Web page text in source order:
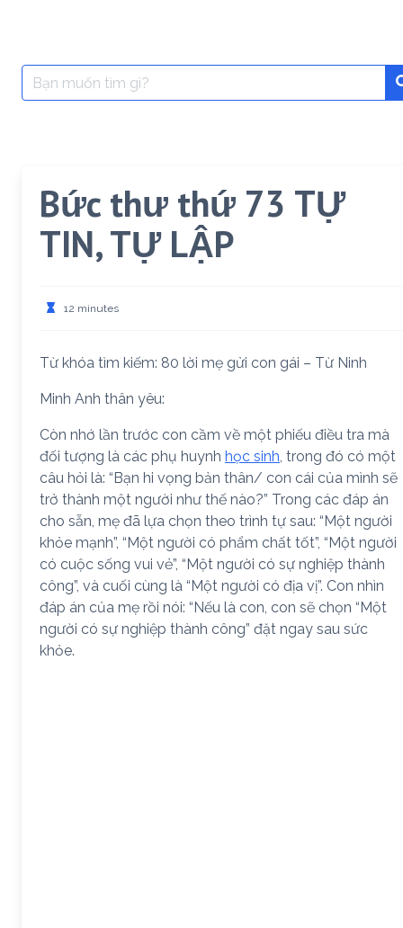
Search
for:
Bức thư thứ 73 TỰ
TIN, TỰ LẬP
12 minutes
Từ khóa tìm kiếm: 80 lời mẹ gửi con gái – Từ Ninh
Minh Anh thân yêu:
Còn nhớ lần trước con cầm về một phiếu điều tra mà
đối tượng là các phụ huynh học sinh, trong đó có một
câu hỏi là: “Bạn hi vọng bản thân/ con cái của mình sẽ
trở thành một người như thế nào?” Trong các đáp án
cho sẵn, mẹ đã lựa chọn theo trình tự sau: “Một người
khỏe mạnh”, “Một người có phẩm chất tốt”, “Một người
có cuộc sống vui vẻ”, “Một người có sự nghiệp thành
công”, và cuối cùng là “Một người có địa vị”. Con nhìn
đáp án của mẹ rồi nói: “Nếu là con, con sẽ chọn “Một
người có sự nghiệp thành công” đặt ngay sau sức
khỏe.